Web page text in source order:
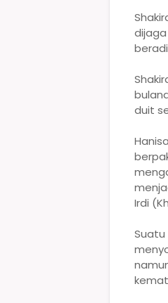
duit
Irdi
Suatu